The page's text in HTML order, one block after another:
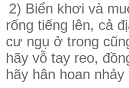
2) Biển khơi và
rống tiếng lên, cả
cư ngụ ở trong
hãy vỗ tay reo,
hãy hân hoan nhảy